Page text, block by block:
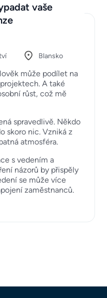
vaše
Blansko
může podílet na
A také
růst, což mě
spravedlivě. Někdo
skoro nic. Vzniká z
atmosféra.
s vedením a
názorů by přispěly
se může více
zaměstnanců.